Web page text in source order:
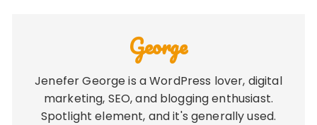
George
Jenefer George is a WordPress lover, digital
marketing, SEO, and blogging enthusiast.
Spotlight element, and it's generally used.